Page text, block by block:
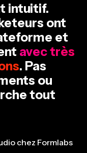
intuitif.
ont
et
avec très
. Pas
ou
tout
chez Formlabs